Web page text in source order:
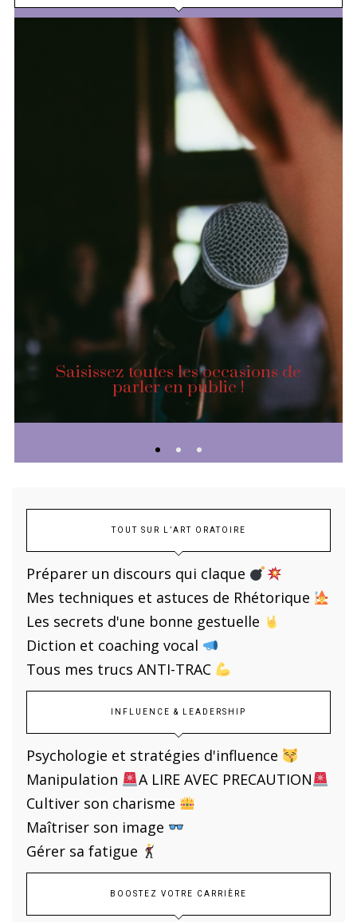
Saisissez toutes les occasions de
parler en public !
TOUT SUR L’ART ORATOIRE
Préparer un discours qui claque
Mes techniques et astuces de Rhétorique
Les secrets d'une bonne gestuelle
Diction et coaching vocal
Tous mes trucs ANTI-TRAC
INFLUENCE & LEADERSHIP
Psychologie et stratégies d'influence
Manipulation
A LIRE AVEC PRECAUTION
Cultiver son charisme
Maîtriser son image
Gérer sa fatigue
BOOSTEZ VOTRE CARRIÈRE